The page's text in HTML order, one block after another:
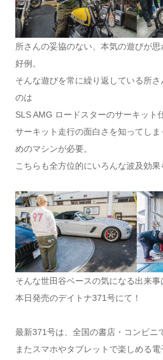
所さんの妥協のない、本気の遊びが
好例。
そんな遊びを常に繰り返している所
のは
SLS AMG ロードスターのサーキット
サーキット走行の面白さを知ってし
めのマシンが必要。
こちらも全方位的にいろんな波及効
そんな世田谷ベースの気になる出来事
本日発売のデイトナ371号にて！
最新371号は、全国の書店・コンビニ
またスマホやタブレットで楽しめる